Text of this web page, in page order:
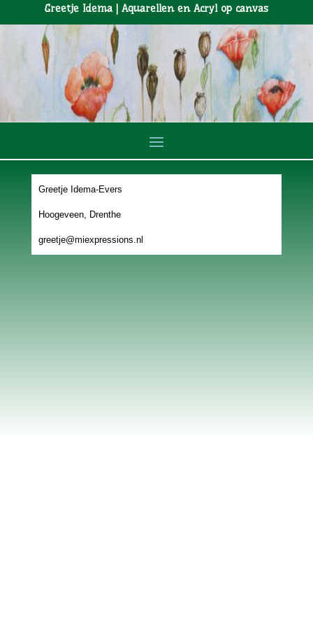
Greetje Idema | Aquarellen en Acryl op canvas
Greetje Idema-Evers
Hoogeveen, Drenthe
greetje@miexpressions.nl